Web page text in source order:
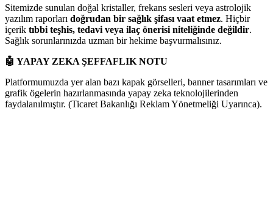
Sitemizde sunulan doğal kristaller, frekans sesleri veya astrolojik
yazılım raporları doğrudan bir sağlık şifası vaat etmez. Hiçbir
içerik tıbbi teşhis, tedavi veya ilaç önerisi niteliğinde değildir.
Sağlık sorunlarınızda uzman bir hekime başvurmalısınız.
🤖 YAPAY ZEKA ŞEFFAFLIK NOTU
Platformumuzda yer alan bazı kapak görselleri, banner tasarımları ve
grafik ögelerin hazırlanmasında yapay zeka teknolojilerinden
faydalanılmıştır. (Ticaret Bakanlığı Reklam Yönetmeliği Uyarınca).